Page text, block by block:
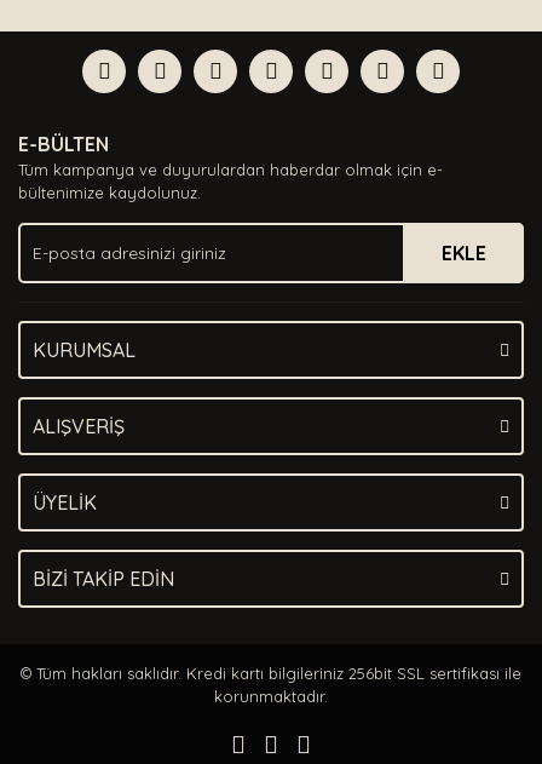
E-BÜLTEN
Tüm kampanya ve duyurulardan haberdar olmak için e-
bültenimize kaydolunuz.
EKLE
KURUMSAL
ALIŞVERİŞ
ÜYELİK
BİZİ TAKİP EDİN
© Tüm hakları saklıdır. Kredi kartı bilgileriniz 256bit SSL sertifikası ile
korunmaktadır.